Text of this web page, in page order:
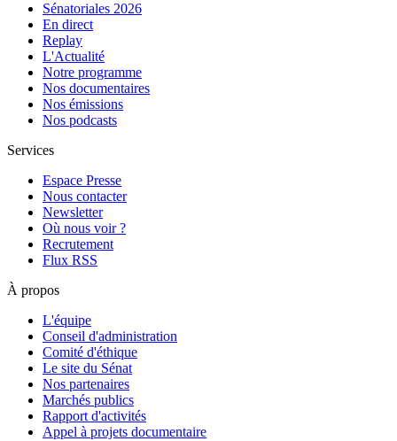
Sénatoriales 2026
En direct
Replay
L'Actualité
Notre programme
Nos documentaires
Nos émissions
Nos podcasts
Services
Espace Presse
Nous contacter
Newsletter
Où nous voir ?
Recrutement
Flux RSS
À propos
L'équipe
Conseil d'administration
Comité d'éthique
Le site du Sénat
Nos partenaires
Marchés publics
Rapport d'activités
Appel à projets documentaire